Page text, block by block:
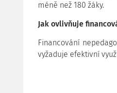
méně než 180 žáky.
Jak ovlivňuje
Financování
vyžaduje efektivní